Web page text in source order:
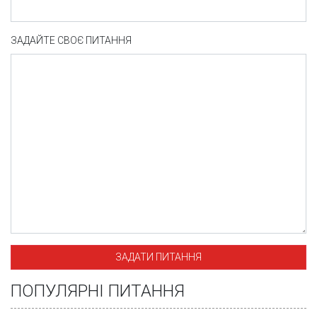
ЗАДАЙТЕ СВОЄ ПИТАННЯ
ПОПУЛЯРНІ ПИТАННЯ